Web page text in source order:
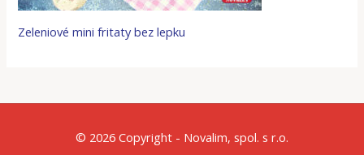
Zeleniové mini fritaty bez lepku
© 2026 Copyright - Novalim, spol. s r.o.